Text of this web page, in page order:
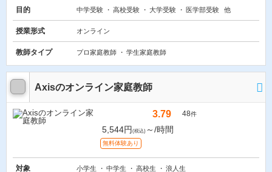
目的 中学受験 高校受験 大学受験 医学部受験 他
授業形式 オンライン
教師タイプ プロ家庭教師 学生家庭教師
Axisのオンライン家庭教師
3.79 48件
5,544円 (税込) ～/時間
無料体験あり
対象 小学生 中学生 高校生 浪人生